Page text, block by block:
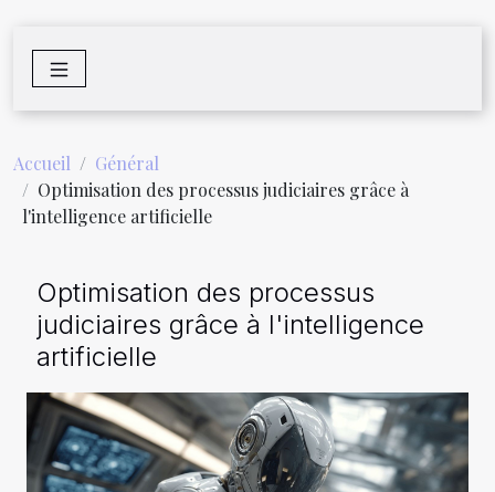
Accueil
Général
Optimisation des processus judiciaires grâce à
l'intelligence artificielle
Optimisation des processus
judiciaires grâce à l'intelligence
artificielle